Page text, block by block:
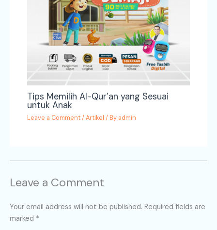
Tips Memilih Al-Qur’an yang Sesuai
untuk Anak
Leave a Comment /Artikel / By admin
Leave a Comment
Your email address will not be published. Required fields are
marked *